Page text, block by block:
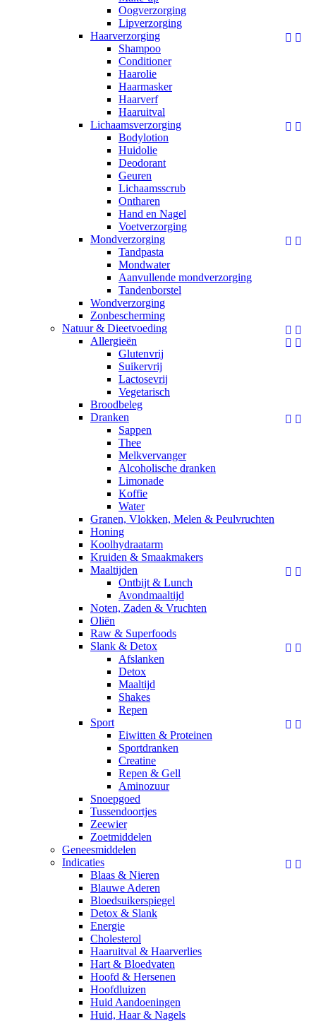
Oogverzorging
Lipverzorging
 
Haarverzorging
Shampoo
Conditioner
Haarolie
Haarmasker
Haarverf
Haaruitval
 
Lichaamsverzorging
Bodylotion
Huidolie
Deodorant
Geuren
Lichaamsscrub
Ontharen
Hand en Nagel
Voetverzorging
 
Mondverzorging
Tandpasta
Mondwater
Aanvullende mondverzorging
Tandenborstel
Wondverzorging
Zonbescherming
 
Natuur & Dieetvoeding
 
Allergieën
Glutenvrij
Suikervrij
Lactosevrij
Vegetarisch
Broodbeleg
 
Dranken
Sappen
Thee
Melkvervanger
Alcoholische dranken
Limonade
Koffie
Water
Granen, Vlokken, Melen & Peulvruchten
Honing
Koolhydraatarm
Kruiden & Smaakmakers
 
Maaltijden
Ontbijt & Lunch
Avondmaaltijd
Noten, Zaden & Vruchten
Oliën
Raw & Superfoods
 
Slank & Detox
Afslanken
Detox
Maaltijd
Shakes
Repen
 
Sport
Eiwitten & Proteinen
Sportdranken
Creatine
Repen & Gell
Aminozuur
Snoepgoed
Tussendoortjes
Zeewier
Zoetmiddelen
Geneesmiddelen
 
Indicaties
Blaas & Nieren
Blauwe Aderen
Bloedsuikerspiegel
Detox & Slank
Energie
Cholesterol
Haaruitval & Haarverlies
Hart & Bloedvaten
Hoofd & Hersenen
Hoofdluizen
Huid Aandoeningen
Huid, Haar & Nagels